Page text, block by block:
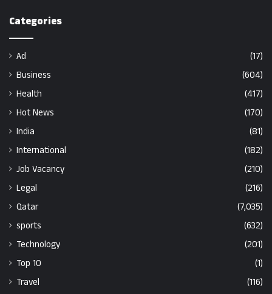
Categories
Ad
(17)
Business
(604)
Health
(417)
Hot News
(170)
India
(81)
International
(182)
Job Vacancy
(210)
Legal
(216)
Qatar
(7,035)
sports
(632)
Technology
(201)
Top 10
(1)
Travel
(116)